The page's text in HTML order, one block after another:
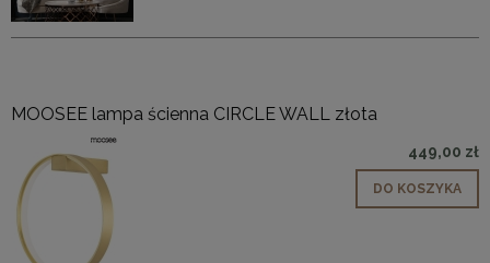
MOOSEE lampa ścienna CIRCLE WALL złota
449,00 zł
DO KOSZYKA